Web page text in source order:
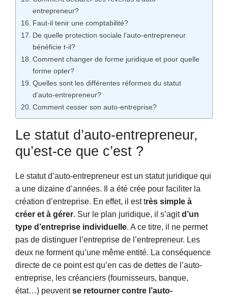
entrepreneur?
Faut-il tenir une comptabilité?
De quelle protection sociale l’auto-entrepreneur
bénéficie t-il?
Comment changer de forme juridique et pour quelle
forme opter?
Quelles sont les différentes réformes du statut
d’auto-entrepreneur?
Comment cesser son auto-entreprise?
Le statut d’auto-entrepreneur,
qu’est-ce que c’est ?
Le statut d’auto-entrepreneur est un statut juridique qui
a une dizaine d’années. Il a été crée pour faciliter la
création d’entreprise. En effet, il est très simple à
créer et à gérer. Sur le plan juridique, il s’agitd’un
type d’entreprise individuelle. A ce titre, il ne permet
pas de distinguer l’entreprise de l’entrepreneur. Les
deux ne forment qu’une même entité. La conséquence
directe de ce point est qu’en cas de dettes de l’auto-
entreprise, les créanciers (fournisseurs, banque,
état…) peuventse retourner contre l’auto-